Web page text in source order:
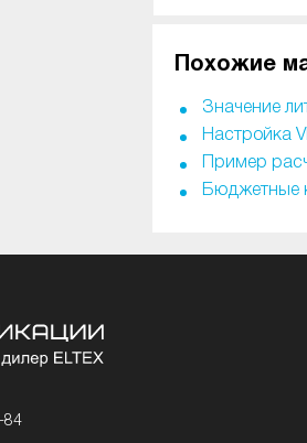
Похожие
Значение
Настройка
Пример
Бюджетные
84